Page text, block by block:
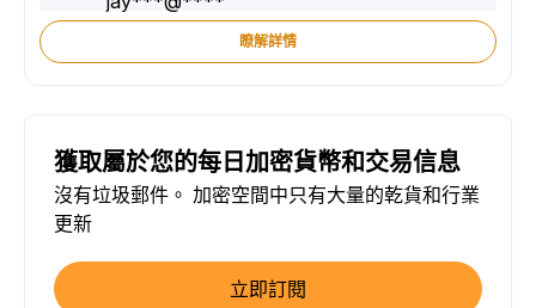
瞭解詳情
獲取屬於您的每日加密貨幣和交易信息
沒有垃圾郵件。 加密空間中只有大量的乾貨和行業
更新
立即訂閱